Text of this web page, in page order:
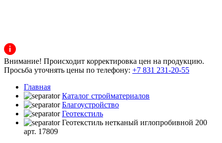
Внимание! Происходит корректировка цен на продукцию.
Просьба уточнять цены по телефону: +7 831 231-20-55
Главная
Каталог стройматериалов
Благоустройство
Геотекстиль
Геотекстиль нетканый иглопробивной 200
арт. 17809